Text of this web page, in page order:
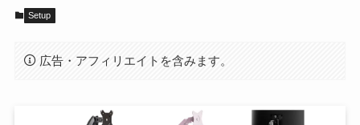
Setup
広告・アフィリエイトを含みます。